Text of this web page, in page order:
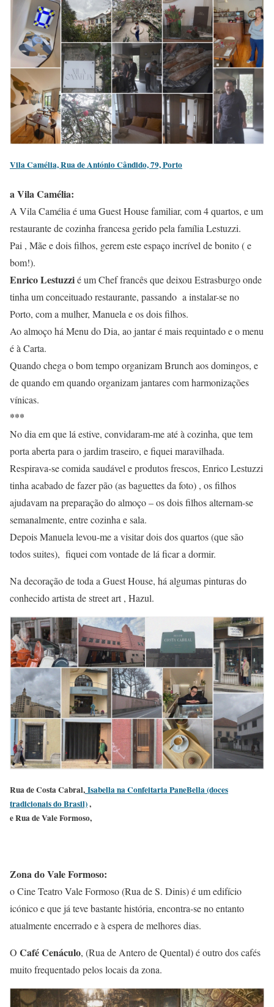
Vila Camélia, Rua de António Cândido, 79, Porto
a Vila Camélia:
A Vila Camélia é uma Guest House familiar, com 4 quartos, e um
restaurante de cozinha francesa gerido pela família Lestuzzi.
Pai , Mãe e dois filhos, gerem este espaço incrível de bonito ( e
bom!).
Enrico Lestuzzié um Chef francês que deixou Estrasburgo onde
tinha um conceituado restaurante, passando a instalar-se no
Porto, com a mulher, Manuela e os dois filhos.
Ao almoço há Menu do Dia, ao jantar é mais requintado e o menu
é à Carta.
Quando chega o bom tempo organizam Brunch aos domingos, e
de quando em quando organizam jantares com harmonizações
vínicas.
***
No dia em que lá estive, convidaram-me até à cozinha, que tem
porta aberta para o jardim traseiro, e fiquei maravilhada.
Respirava-se comida saudável e produtos frescos, Enrico Lestuzzi
tinha acabado de fazer pão (as baguettes da foto) , os filhos
ajudavam na preparação do almoço – os dois filhos alternam-se
semanalmente, entre cozinha e sala.
Depois Manuela levou-me a visitar dois dos quartos (que são
todos suites), fiquei com vontade de lá ficar a dormir.
Na decoração de toda a Guest House, há algumas pinturas do
conhecido artista de street art , Hazul.
Rua de Costa Cabral, Isabella na Confeitaria PaneBella (doces
tradicionais do Brasil),
e Rua de Vale Formoso,
Zona do Vale Formoso:
o Cine Teatro Vale Formoso (Rua de S. Dinis) é um edifício
icónico e que já teve bastante história, encontra-se no entanto
atualmente encerrado e à espera de melhores dias.
O Café Cenáculo, (Rua de Antero de Quental) é outro dos cafés
muito frequentado pelos locais da zona.